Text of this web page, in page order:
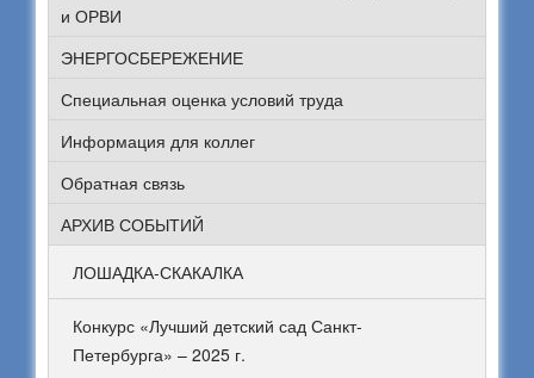
и ОРВИ
ЭНЕРГОСБЕРЕЖЕНИЕ
Специальная оценка условий труда
Информация для коллег
Обратная связь
АРХИВ СОБЫТИЙ
ЛОШАДКА-СКАКАЛКА
Конкурс «Лучший детский сад Санкт-
Петербурга» – 2025 г.